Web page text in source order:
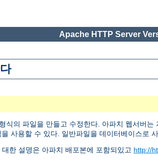
Apache HTTP Server
식의 파일을 만들고 수정한다. 아파치 웹서버는
사용할 수 있다. 일반파일을 데이터베이스로
한 설명은 아파치 배포본에 포함되있고 http://